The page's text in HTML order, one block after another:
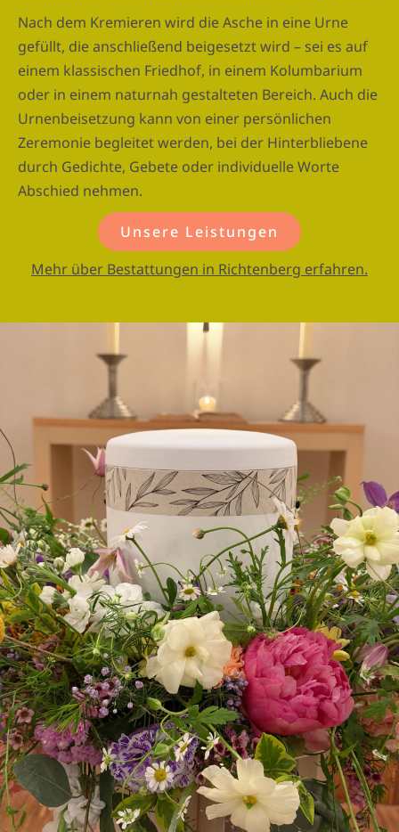
Nach dem Kremieren wird die Asche in eine Urne
gefüllt, die anschließend beigesetzt wird – sei es auf
einem klassischen Friedhof, in einem Kolumbarium
oder in einem naturnah gestalteten Bereich. Auch die
Urnenbeisetzung kann von einer persönlichen
Zeremonie begleitet werden, bei der Hinterbliebene
durch Gedichte, Gebete oder individuelle Worte
Abschied nehmen.
Unsere Leistungen
Mehr über Bestattungen in Richtenberg erfahren.